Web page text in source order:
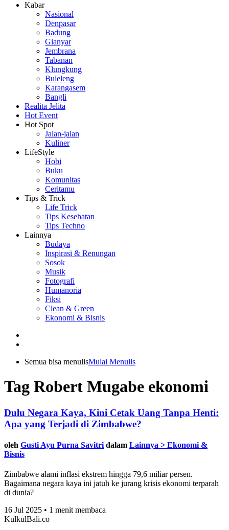
Kabar
Nasional
Denpasar
Badung
Gianyar
Jembrana
Tabanan
Klungkung
Buleleng
Karangasem
Bangli
Realita Jelita
Hot Event
Hot Spot
Jalan-jalan
Kuliner
LifeStyle
Hobi
Buku
Komunitas
Ceritamu
Tips & Trick
Life Trick
Tips Kesehatan
Tips Techno
Lainnya
Budaya
Inspirasi & Renungan
Sosok
Musik
Fotografi
Humanoria
Fiksi
Clean & Green
Ekonomi & Bisnis
Semua bisa menulisMulai Menulis
Tag Robert Mugabe ekonomi
Dulu Negara Kaya, Kini Cetak Uang Tanpa Henti:
Apa yang Terjadi di Zimbabwe?
oleh Gusti Ayu Purna Savitri dalam Lainnya > Ekonomi &
Bisnis
Zimbabwe alami inflasi ekstrem hingga 79,6 miliar persen.
Bagaimana negara kaya ini jatuh ke jurang krisis ekonomi terparah
di dunia?
16 Jul 2025 • 1 menit membaca
KulkulBali.co